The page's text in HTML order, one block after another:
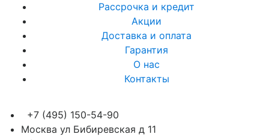
Рассрочка и кредит
Акции
Доставка и оплата
Гарантия
О нас
Контакты
+7 (495) 150-54-90
Москва ул Бибиревская д 11